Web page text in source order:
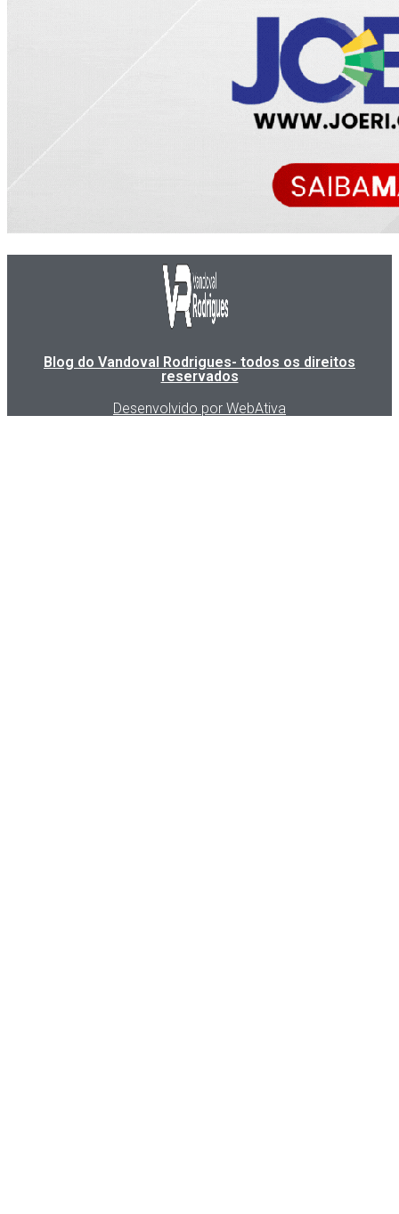
Blog do Vandoval Rodrigues- todos os direitos
reservados
Desenvolvido por WebAtiva